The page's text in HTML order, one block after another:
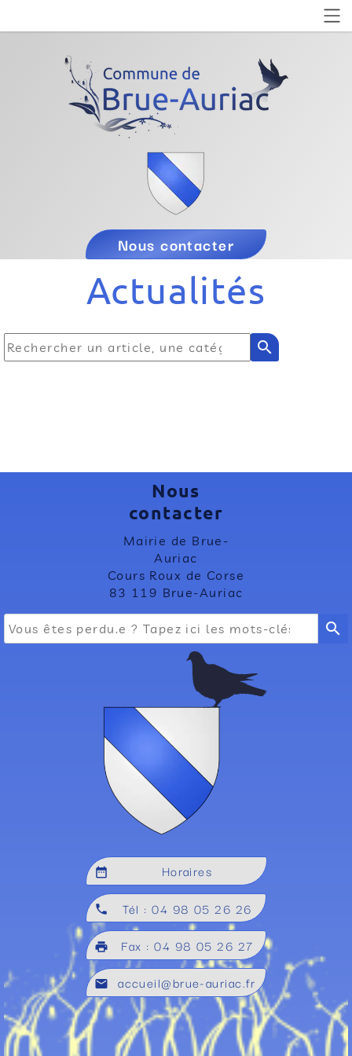
Nous contacter
Actualités
search
Nous
contacter
Mairie de Brue-
Auriac
Cours Roux de Corse
83 119 Brue-Auriac
search
date_range Horaires
local_phone Tél : 04 98 05 26 26
local_printshop Fax : 04 98 05 26 27
mail accueil@brue-auriac.fr